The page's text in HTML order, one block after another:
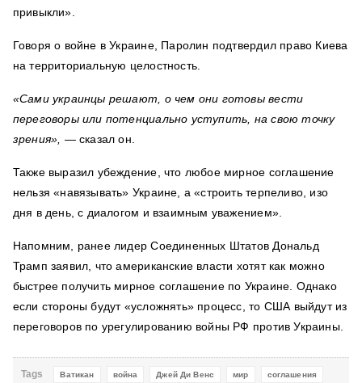
привыкли».
Говоря о войне в Украине, Паролин подтвердил право Киева
на территориальную целостность.
«Сами украинцы решают, о чем они готовы вести
переговоры или потенциально уступить, на свою точку
зрения», — сказал он.
Также выразил убеждение, что любое мирное соглашение
нельзя «навязывать» Украине, а «строить терпеливо, изо
дня в день, с диалогом и взаимным уважением».
Напомним, ранее лидер Соединенных Штатов Дональд
Трамп заявил, что американские власти хотят как можно
быстрее получить мирное соглашение по Украине. Однако
если стороны будут «усложнять» процесс, то США выйдут из
переговоров по урегулированию войны РФ против Украины.
Tags Ватикан война Джей Ди Венс мир соглашения